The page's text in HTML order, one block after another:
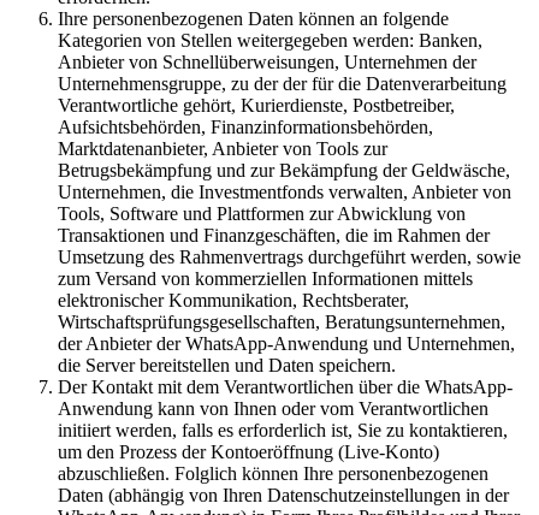
Ihre personenbezogenen Daten können an folgende
Kategorien von Stellen weitergegeben werden: Banken,
Anbieter von Schnellüberweisungen, Unternehmen der
Unternehmensgruppe, zu der der für die Datenverarbeitung
Verantwortliche gehört, Kurierdienste, Postbetreiber,
Aufsichtsbehörden, Finanzinformationsbehörden,
Marktdatenanbieter, Anbieter von Tools zur
Betrugsbekämpfung und zur Bekämpfung der Geldwäsche,
Unternehmen, die Investmentfonds verwalten, Anbieter von
Tools, Software und Plattformen zur Abwicklung von
Transaktionen und Finanzgeschäften, die im Rahmen der
Umsetzung des Rahmenvertrags durchgeführt werden, sowie
zum Versand von kommerziellen Informationen mittels
elektronischer Kommunikation, Rechtsberater,
Wirtschaftsprüfungsgesellschaften, Beratungsunternehmen,
der Anbieter der WhatsApp-Anwendung und Unternehmen,
die Server bereitstellen und Daten speichern.
Der Kontakt mit dem Verantwortlichen über die WhatsApp-
Anwendung kann von Ihnen oder vom Verantwortlichen
initiiert werden, falls es erforderlich ist, Sie zu kontaktieren,
um den Prozess der Kontoeröffnung (Live-Konto)
abzuschließen. Folglich können Ihre personenbezogenen
Daten (abhängig von Ihren Datenschutzeinstellungen in der